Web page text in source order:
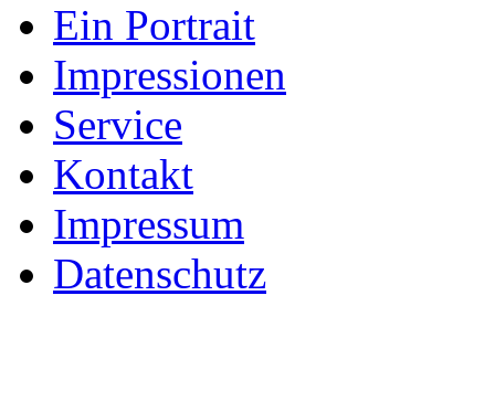
Ein Portrait
Impressionen
Service
Kontakt
Impressum
Datenschutz